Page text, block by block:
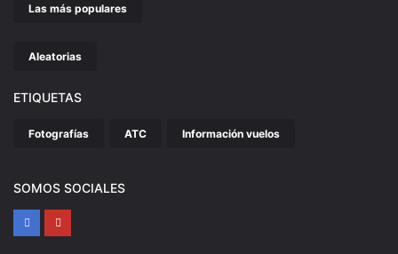
Las más populares
Aleatorias
ETIQUETAS
Fotografías ATC Información vuelos
SOMOS SOCIALES